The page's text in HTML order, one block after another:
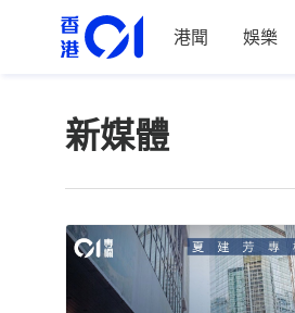
港聞 娛樂
新媒體